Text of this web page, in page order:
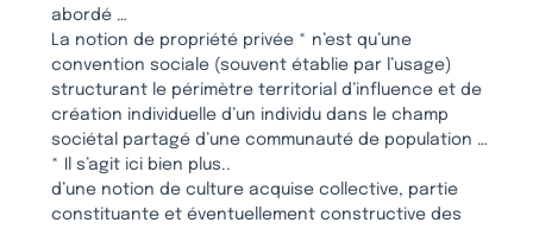
abordé …
La notion de propriété privée * n’est qu’une
convention sociale (souvent établie par l’usage)
structurant le périmètre territorial d’influence et de
création individuelle d’un individu dans le champ
sociétal partagé d’une communauté de population …
* Il s’agit ici bien plus..
d’une notion de culture acquise collective, partie
constituante et éventuellement constructive des